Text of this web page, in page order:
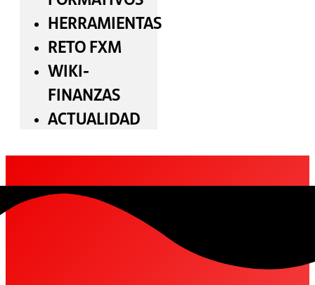
HERRAMIENTAS
RETO FXM
WIKI-
FINANZAS
ACTUALIDAD